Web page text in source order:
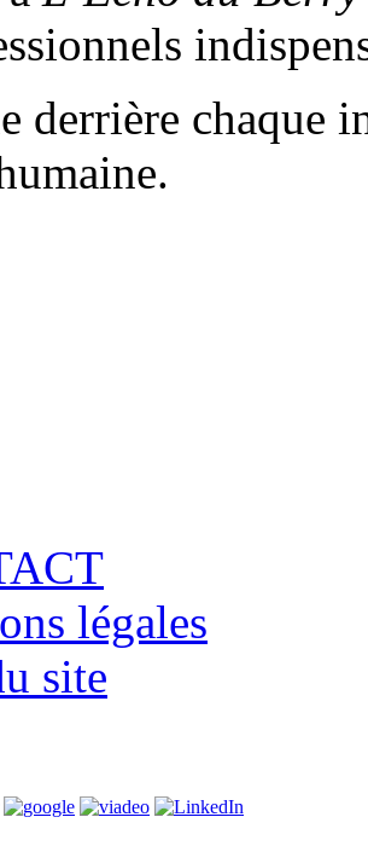
derrière chaque
légales
site